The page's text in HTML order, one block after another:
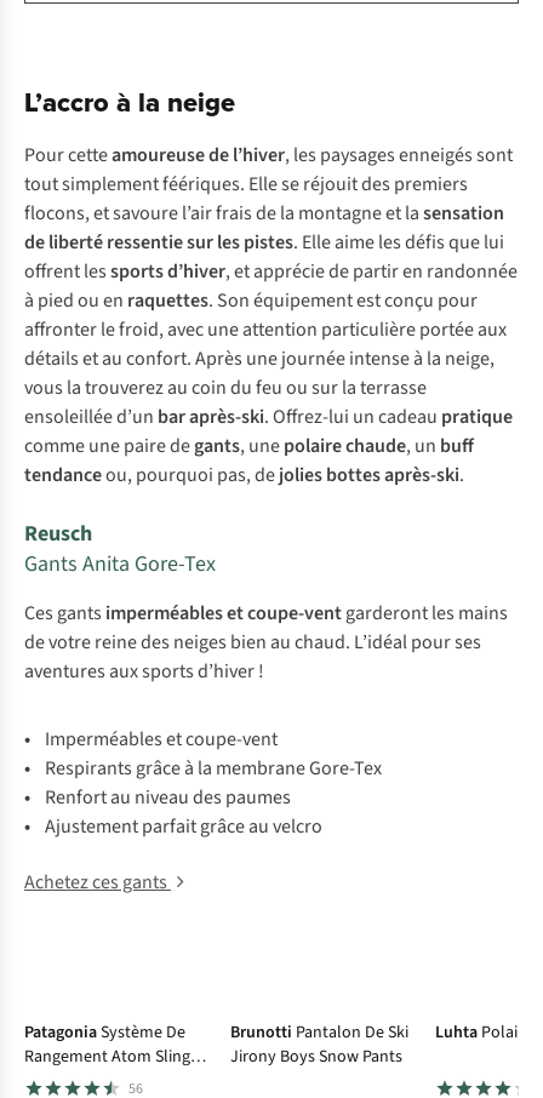
L’accro à la neige
Pour cetteamoureuse de l’hiver, les paysages enneigés sont
tout simplement féériques. Elle se réjouit des premiers
flocons, et savoure l’air frais de la montagne et lasensation
de liberté ressentie sur les pistes. Elle aime les défis que lui
offrent lessports d’hiver, et apprécie de partir en randonnée
à pied ou en raquettes. Son équipement est conçu pour
affronter le froid, avec une attention particulière portée aux
détails et au confort. Après une journée intense à la neige,
vous la trouverez au coin du feu ou sur la terrasse
ensoleillée d’un bar après-ski. Offrez-lui un cadeau pratique
comme une paire degants, unepolaire chaude, un buff
tendanceou, pourquoi pas, dejolies bottes après-ski.
Reusch
Gants Anita Gore-Tex
Ces gants imperméables etcoupe-ventgarderont les mains
de votre reine des neiges bien au chaud. L’idéal pour ses
aventures aux sports d’hiver !
• Imperméables et coupe-vent
• Respirants grâce à la membrane Gore-Tex
• Renfort au niveau des paumes
• Ajustement parfait grâce au velcro
Achetez ces gants
PatagoniaSystème De
Rangement Atom Sling
8L
56
Brunotti Pantalon De Ski
Jirony Boys Snow Pants
Luhta Polaire